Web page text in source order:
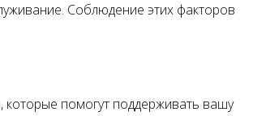
Соблюдение этих факторов
которые помогут поддерживать вашу